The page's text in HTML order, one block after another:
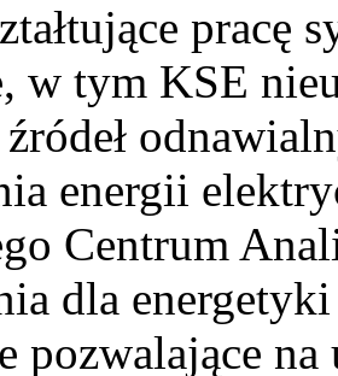
pracę
w tym KSE
energii
Centrum
dla
pozwalające